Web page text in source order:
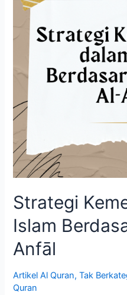
Strategi
Islam
Anfāl
Artikel Al Quran,Tak
Quran